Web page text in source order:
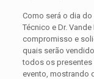
Como será o dia
Técnico e Dr.
compromisso e
quais serão
todos os presentes
evento, mostrando